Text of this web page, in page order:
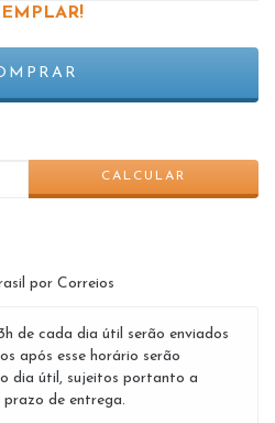
CALCULAR
por Correios
de cada dia útil serão enviados
após esse horário serão
dia útil, sujeitos portanto a
de entrega.